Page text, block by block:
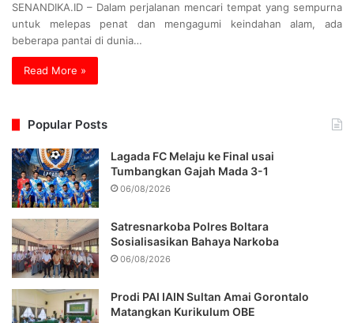
SENANDIKA.ID – Dalam perjalanan mencari tempat yang sempurna
untuk melepas penat dan mengagumi keindahan alam, ada
beberapa pantai di dunia…
Read More »
Popular Posts
Lagada FC Melaju ke Final usai
Tumbangkan Gajah Mada 3-1
06/08/2026
Satresnarkoba Polres Boltara
Sosialisasikan Bahaya Narkoba
06/08/2026
Prodi PAI IAIN Sultan Amai Gorontalo
Matangkan Kurikulum OBE